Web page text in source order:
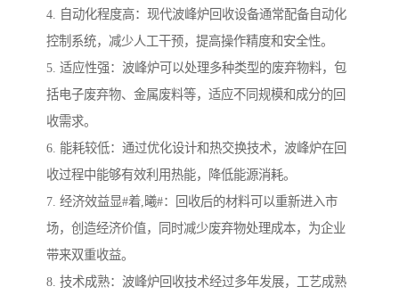
4. 自动化程度高：现代波峰炉回收设备通常配备自动化
控制系统，减少人工干预，提高操作精度和安全性。
5. 适应性强：波峰炉可以处理多种类型的废弃物料，包
括电子废弃物、金属废料等，适应不同规模和成分的回
收需求。
6. 能耗较低：通过优化设计和热交换技术，波峰炉在回
收过程中能够有效利用热能，降低能源消耗。
7. 经济效益显#着,曦#：回收后的材料可以重新进入市
场，创造经济价值，同时减少废弃物处理成本，为企业
带来双重收益。
8. 技术成熟：波峰炉回收技术经过多年发展，工艺成熟